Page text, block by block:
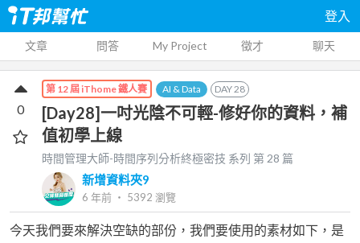
登入
文章 問答 My Project 徵才 聊天
第 12 屆 iThome 鐵人賽 AI & Data DAY28
[Day28]一吋光陰不可輕-修好你的資料，補
值初學上線
時間管理大師-時間序列分析終極密技 系列 第28 篇
新增資料夾9
6 年前 ‧ 5392 瀏覽
0
今天我們要來解決空缺的部份，我們要使用的素材如下，是